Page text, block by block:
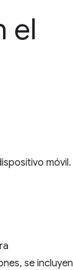
el
móvil.
se incluyen